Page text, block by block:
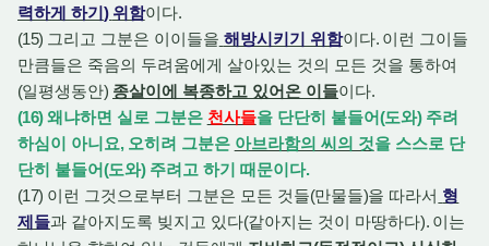
력하게 하기) 위함이다.
(15) 그리고 그분은 이이들을 해방시키기 위함이다. 이런 그이들
만큼들은 죽음의 두려움에게 살아있는 것의 모든 것을 통하여
(일평생동안) 종살이에 복종하고 있어온 이들이다.
(16)왜냐하면 실로 그분은 천사들을 단단히 붙들어(도와) 주려
하심이 아니요, 오히려 그분은 아브라함의 씨의 것을 스스로 단
단히 붙들어(도와) 주려고 하기 때문이다.
(17) 이런 그것으로부터 그분은 모든 것들(만물들)을 따라서 형
제들과 같아지도록 빚지고 있다(같아지는 것이 마땅하다). 이는